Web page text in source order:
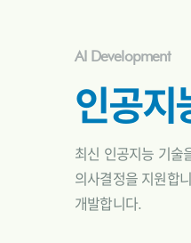
AI Development
인공지
최신 인공지능 기술
의사결정을 지원합
개발합니다.